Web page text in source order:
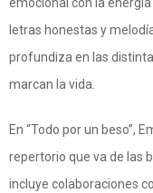
letras honestas y
profundiza en las
marcan la vida.
En “Todo por un beso”,
repertorio que va de las
incluye colaboraciones